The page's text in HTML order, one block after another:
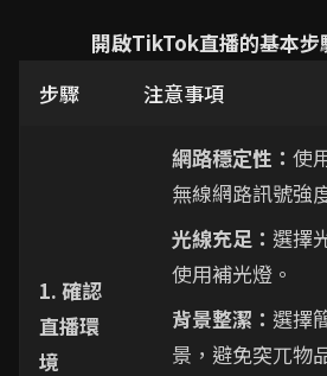
開啟TikTok直播的基本步
步驟
注意事項
1. 確認
直播環
境
網路穩定性： 使
無線網路訊號強
光線充足： 選擇
使用補光燈。
背景整潔： 選擇
景，避免突兀物